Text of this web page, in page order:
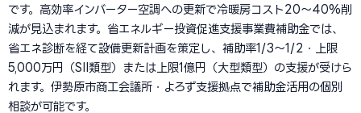
です。高効率インバーター空調への更新で冷暖房コスト20〜40%削
減が見込まれます。省エネルギー投資促進支援事業費補助金では、
省エネ診断を経て設備更新計画を策定し、補助率1/3〜1/2・上限
5,000万円（SII類型）または上限1億円（大型類型）の支援が受けら
れます。伊勢原市商工会議所・よろず支援拠点で補助金活用の個別
相談が可能です。